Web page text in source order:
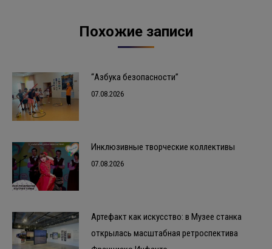
Похожие записи
“Азбука безопасности”
07.08.2026
Инклюзивные творческие коллективы
07.08.2026
Артефакт как искусство: в Музее станка
открылась масштабная ретроспектива